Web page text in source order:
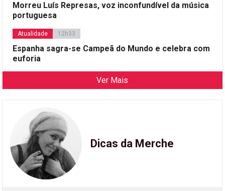
Morreu Luís Represas, voz inconfundível da música
portuguesa
Atualidade 12h33
Espanha sagra-se Campeã do Mundo e celebra com
euforia
Ver Mais
Dicas da Merche